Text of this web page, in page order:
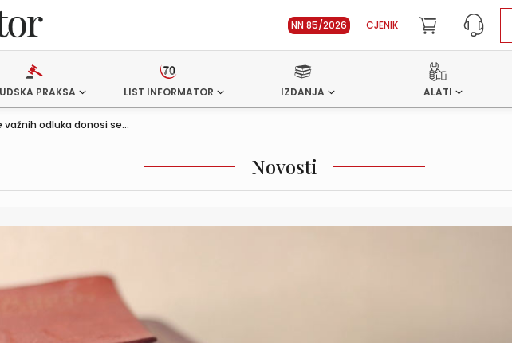
NN 85/2026 CJENIK
PRAKSA LIST INFORMATOR IZDANJA ALATI
važnih odluka donosi se...
Novosti